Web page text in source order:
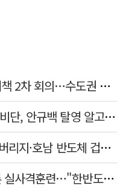
李대통령, 오늘 부동산 공급대책 2차 회의…수도권 공급안 논의
[단독] 김영수 "국방부 청문준비단, 안규백 탈영 알고있었다"
정청래, 靑 겨냥... "신천지·레버리지·호남 반도체 겁박 사과하라"
美해병대, 한국서 첫 자폭드론 실사격훈련…"한반도 지형 학습"